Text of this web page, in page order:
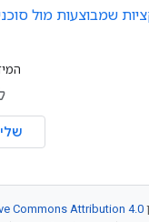
שמבוצעות מול
Commons Attribution 4.0